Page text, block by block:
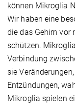
können Mikroglia
Wir haben eine
die das Gehirn vor
schützen.
Verbindung
sie
Entzündungen,
Mikroglia spielen